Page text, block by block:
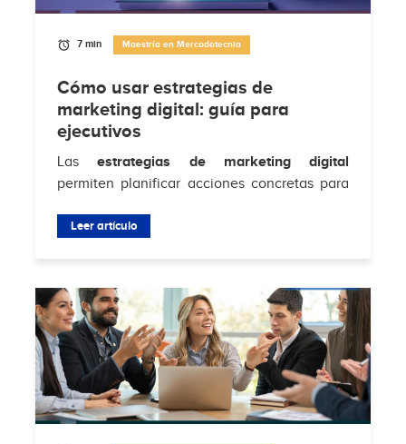
7 min Maestría en Mercadotecnia
Cómo usar estrategias de
marketing digital: guía para
ejecutivos
Lasestrategias de marketing digital
permiten planificar acciones concretas para
fortalecer la relación con la audiencia en...
Leer artículo